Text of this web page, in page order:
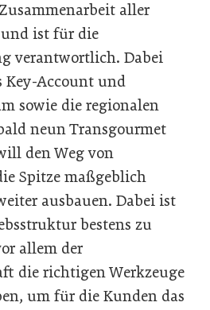
aller
ist für die
verantwortlich. Dabei
Account und
sowie die regionalen
neun Transgourmet
den Weg von
Spitze maßgeblich
ausbauen. Dabei ist
bestens zu
allem der
die richtigen Werkzeuge
um für die Kunden das